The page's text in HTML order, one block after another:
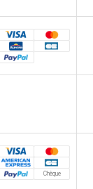
Chèque